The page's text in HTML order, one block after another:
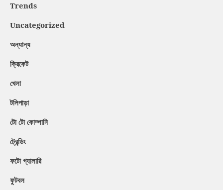
Trends
Uncategorized
অন্যান্য
ক্রিকেট
খেলা
টলিপাড়া
টো টো কোম্পানি
ট্রেন্ডিং
ফটো গ্যালারি
ফুটবল